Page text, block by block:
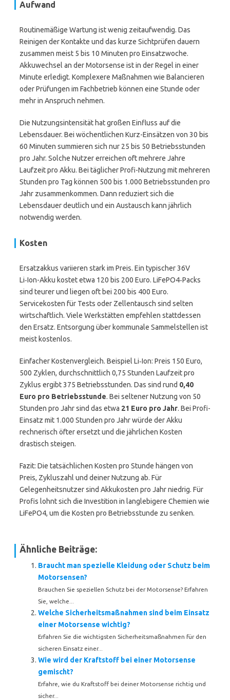
Aufwand
Routinemäßige Wartung ist wenig zeitaufwendig. Das
Reinigen der Kontakte und das kurze Sichtprüfen dauern
zusammen meist 5 bis 10 Minuten pro Einsatzwoche.
Akkuwechsel an der Motorsense ist in der Regel in einer
Minute erledigt. Komplexere Maßnahmen wie Balancieren
oder Prüfungen im Fachbetrieb können eine Stunde oder
mehr in Anspruch nehmen.
Die Nutzungsintensität hat großen Einfluss auf die
Lebensdauer. Bei wöchentlichen Kurz-Einsätzen von 30 bis
60 Minuten summieren sich nur 25 bis 50 Betriebsstunden
pro Jahr. Solche Nutzer erreichen oft mehrere Jahre
Laufzeit pro Akku. Bei täglicher Profi-Nutzung mit mehreren
Stunden pro Tag können 500 bis 1.000 Betriebsstunden pro
Jahr zusammenkommen. Dann reduziert sich die
Lebensdauer deutlich und ein Austausch kann jährlich
notwendig werden.
Kosten
Ersatzakkus variieren stark im Preis. Ein typischer 36V
Li‑Ion-Akku kostet etwa 120 bis 200 Euro. LiFePO4‑Packs
sind teurer und liegen oft bei 200 bis 400 Euro.
Servicekosten für Tests oder Zellentausch sind selten
wirtschaftlich. Viele Werkstätten empfehlen stattdessen
den Ersatz. Entsorgung über kommunale Sammelstellen ist
meist kostenlos.
Einfacher Kostenvergleich. Beispiel Li‑Ion: Preis 150 Euro,
500 Zyklen, durchschnittlich 0,75 Stunden Laufzeit pro
Zyklus ergibt 375 Betriebsstunden. Das sind rund 0,40
Euro pro Betriebsstunde. Bei seltener Nutzung von 50
Stunden pro Jahr sind das etwa 21 Euro pro Jahr. Bei Profi-
Einsatz mit 1.000 Stunden pro Jahr würde der Akku
rechnerisch öfter ersetzt und die jährlichen Kosten
drastisch steigen.
Fazit: Die tatsächlichen Kosten pro Stunde hängen von
Preis, Zykluszahl und deiner Nutzung ab. Für
Gelegenheitsnutzer sind Akkukosten pro Jahr niedrig. Für
Profis lohnt sich die Investition in langlebigere Chemien wie
LiFePO4, um die Kosten pro Betriebsstunde zu senken.
Ähnliche Beiträge:
Braucht man spezielle Kleidung oder Schutz beim
Motorsensen?
Brauchen Sie speziellen Schutz bei der Motorsense? Erfahren
Sie, welche...
Welche Sicherheitsmaßnahmen sind beim Einsatz
einer Motorsense wichtig?
Erfahren Sie die wichtigsten Sicherheitsmaßnahmen für den
sicheren Einsatz einer...
Wie wird der Kraftstoff bei einer Motorsense
gemischt?
Erfahre, wie du Kraftstoff bei deiner Motorsense richtig und
sicher...